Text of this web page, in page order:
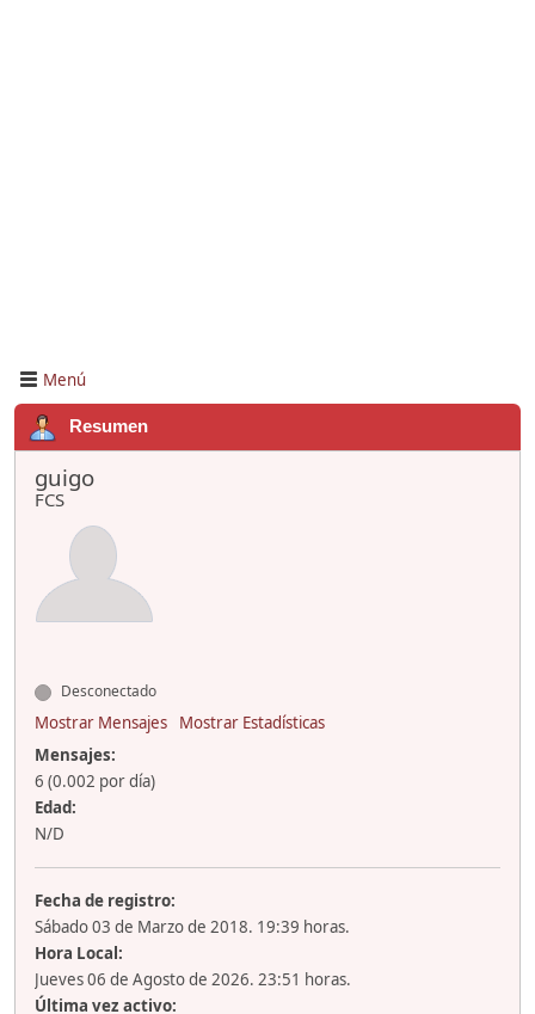
Menú
Resumen
guigo
FCS
Desconectado
Mostrar Mensajes
Mostrar Estadísticas
Mensajes:
6 (0.002 por día)
Edad:
N/D
Fecha de registro:
Sábado 03 de Marzo de 2018. 19:39 horas.
Hora Local:
Jueves 06 de Agosto de 2026. 23:51 horas.
Última vez activo: